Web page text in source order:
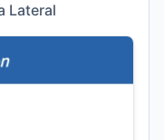
Lateral